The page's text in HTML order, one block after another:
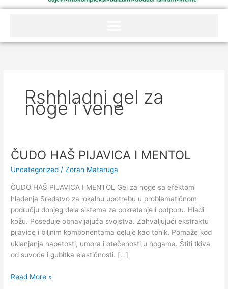
Rshhladni gel za
noge i vene
ČUDO HAŠ PIJAVICA I MENTOL
Uncategorized /Zoran Mataruga
ČUDO HAŠ PIJAVICA I MENTOL Gel za noge sa efektom
hlađenja Sredstvo za lokalnu upotrebu u problematičnom
području donjeg dela sistema za pokretanje i potporu. Hladi
kožu. Poseduje obnavljajuća svojstva. Zahvaljujući ekstraktu
pijavice i biljnim komponentama deluje kao tonik. Pomaže kod
uklanjanja napetosti, umora i otečenosti u nogama. Štiti tkiva
od suvoće i gubitka elastičnosti. […]
ČUDO
PIJAVICA
I
MENTOL
Read More »